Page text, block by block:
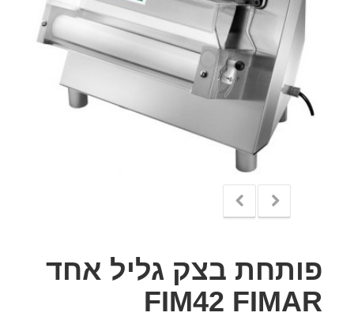
פותחת בצק גליל אחד
FIM42 FIMAR